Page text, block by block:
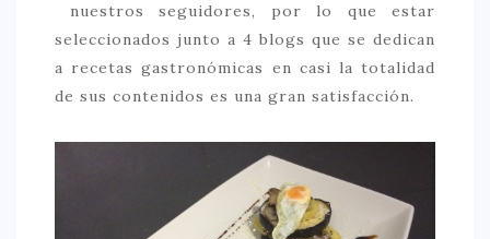
> 50 €
NUESTROS FAVORITOS
CONOCIENDO A …
nuestros seguidores, por lo que estar
seleccionados junto a 4 blogs que se dedican
a recetas gastronómicas en casi la totalidad
de sus contenidos es una gran satisfacción.